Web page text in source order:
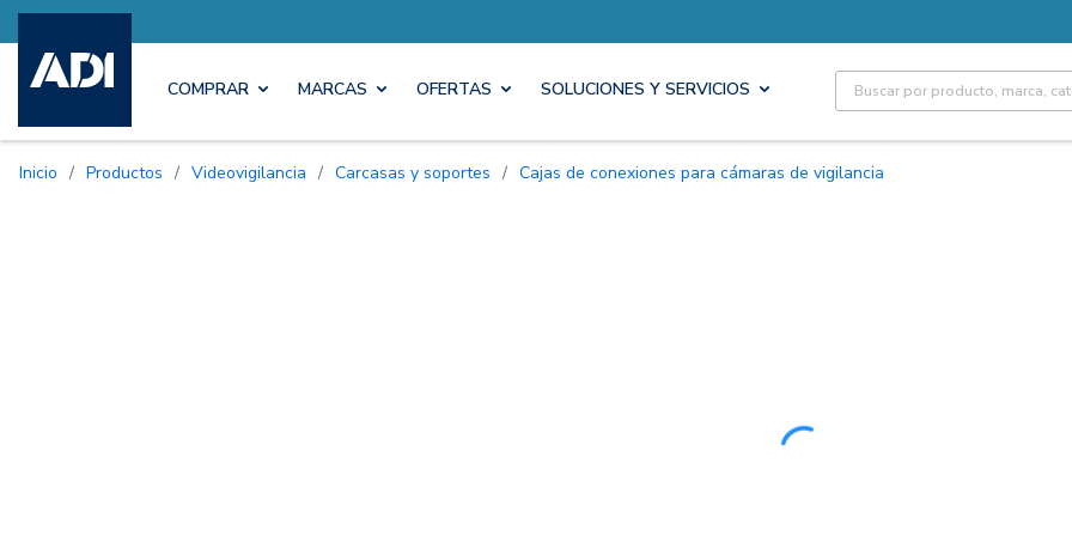
COMPRAR MARCAS OFERTAS SOLUCIONES Y SERVICIOS Site Search
Inicio / Productos / Videovigilancia / Carcasas y soportes / Cajas de conexiones para cámaras de vigilancia